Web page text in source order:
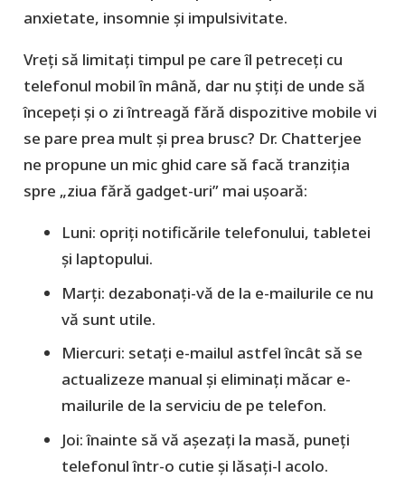
anxietate, insomnie și impulsivitate.
Vreți să limitați timpul pe care îl petreceți cu
telefonul mobil în mână, dar nu știți de unde să
începeți și o zi întreagă fără dispozitive mobile vi
se pare prea mult și prea brusc? Dr. Chatterjee
ne propune un mic ghid care să facă tranziția
spre „ziua fără gadget-uri” mai ușoară:
Luni: opriți notificările telefonului, tabletei
și laptopului.
Marți: dezabonați-vă de la e-mailurile ce nu
vă sunt utile.
Miercuri: setați e-mailul astfel încât să se
actualizeze manual și eliminați măcar e-
mailurile de la serviciu de pe telefon.
Joi: înainte să vă așezați la masă, puneți
telefonul într-o cutie și lăsați-l acolo.